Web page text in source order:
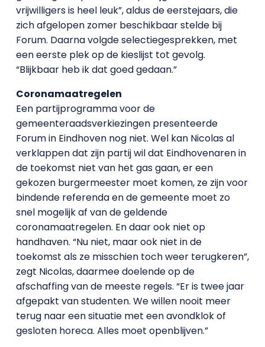
vrijwilligers is heel leuk”, aldus de eerstejaars, die
zich afgelopen zomer beschikbaar stelde bij
Forum. Daarna volgde selectiegesprekken, met
een eerste plek op de kieslijst tot gevolg.
“Blijkbaar heb ik dat goed gedaan.”
Coronamaatregelen
Een partijprogramma voor de
gemeenteraadsverkiezingen presenteerde
Forum in Eindhoven nog niet. Wel kan Nicolas al
verklappen dat zijn partij wil dat Eindhovenaren in
de toekomst niet van het gas gaan, er een
gekozen burgermeester moet komen, ze zijn voor
bindende referenda en de gemeente moet zo
snel mogelijk af van de geldende
coronamaatregelen. En daar ook niet op
handhaven. “Nu niet, maar ook niet in de
toekomst als ze misschien toch weer terugkeren”,
zegt Nicolas, daarmee doelende op de
afschaffing van de meeste regels. “Er is twee jaar
afgepakt van studenten. We willen nooit meer
terug naar een situatie met een avondklok of
gesloten horeca. Alles moet openblijven.”